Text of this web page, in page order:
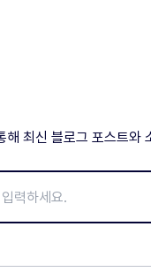
해 최신 블로그 포스트와